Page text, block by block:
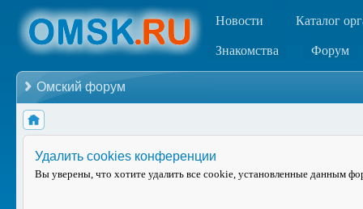
Новости Каталог
Знакомства Форум
Омский форум
Удалить cookies конференции
Вы уверены, что хотите удалить все cookie, установленные данным